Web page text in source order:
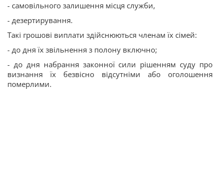
- самовільного залишення місця служби,
- дезертирування.
Такі грошові виплати здійснюються членам їх сімей:
- до дня їх звільнення з полону включно;
- до дня набрання законної сили рішенням суду про
визнання їх безвісно відсутніми або оголошення
померлими.